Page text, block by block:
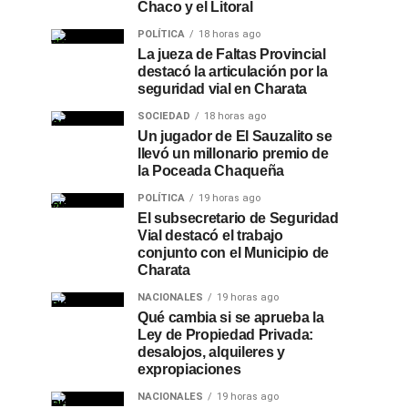
Chaco y el Litoral
POLÍTICA 18 horas ago
La jueza de Faltas Provincial
destacó la articulación por la
seguridad vial en Charata
SOCIEDAD 18 horas ago
Un jugador de El Sauzalito se
llevó un millonario premio de
la Poceada Chaqueña
POLÍTICA 19 horas ago
El subsecretario de Seguridad
Vial destacó el trabajo
conjunto con el Municipio de
Charata
NACIONALES 19 horas ago
Qué cambia si se aprueba la
Ley de Propiedad Privada:
desalojos, alquileres y
expropiaciones
NACIONALES 19 horas ago